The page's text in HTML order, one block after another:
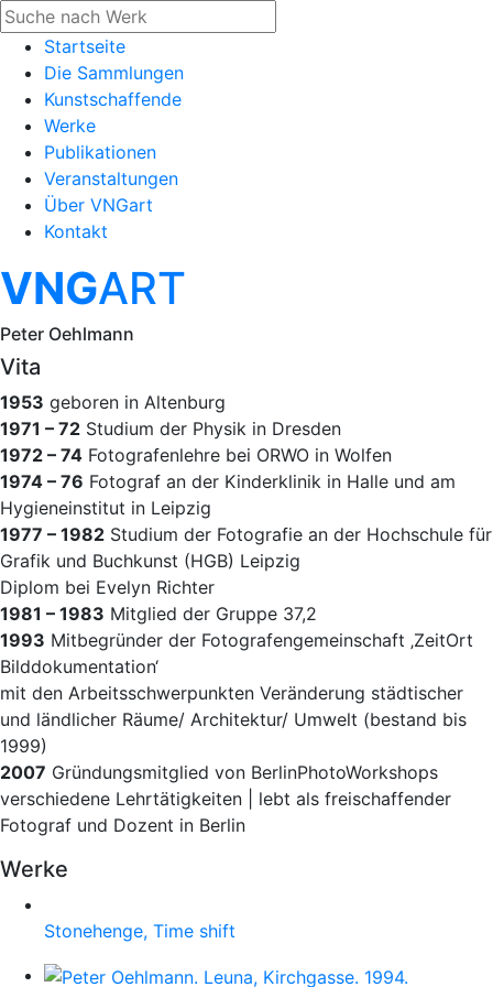
Startseite
Die Sammlungen
Kunstschaffende
Werke
Publikationen
Veranstaltungen
Über VNGart
Kontakt
VNGART
Peter Oehlmann
Vita
1953 geboren in Altenburg
1971 – 72 Studium der Physik in Dresden
1972 – 74 Fotografenlehre bei ORWO in Wolfen
1974 – 76 Fotograf an der Kinderklinik in Halle und am
Hygieneinstitut in Leipzig
1977 – 1982 Studium der Fotografie an der Hochschule für
Grafik und Buchkunst (HGB) Leipzig
Diplom bei Evelyn Richter
1981 – 1983 Mitglied der Gruppe 37,2
1993 Mitbegründer der Fotografengemeinschaft ‚ZeitOrt
Bilddokumentation‘
mit den Arbeitsschwerpunkten Veränderung städtischer
und ländlicher Räume/ Architektur/ Umwelt (bestand bis
1999)
2007 Gründungsmitglied von BerlinPhotoWorkshops
verschiedene Lehrtätigkeiten | lebt als freischaffender
Fotograf und Dozent in Berlin
Werke
Stonehenge, Time shift